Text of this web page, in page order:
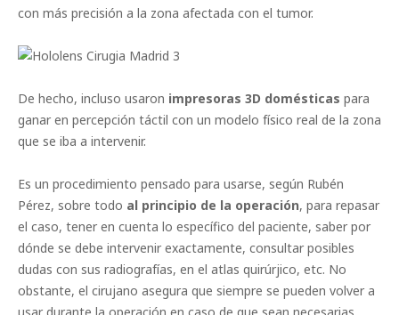
con más precisión a la zona afectada con el tumor.
De hecho, incluso usaron impresoras 3D domésticas para
ganar en percepción táctil con un modelo físico real de la zona
que se iba a intervenir.
Es un procedimiento pensado para usarse, según Rubén
Pérez, sobre todo al principio de la operación, para repasar
el caso, tener en cuenta lo específico del paciente, saber por
dónde se debe intervenir exactamente, consultar posibles
dudas con sus radiografías, en el atlas quirúrjico, etc. No
obstante, el cirujano asegura que siempre se pueden volver a